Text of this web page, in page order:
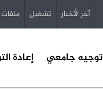
آخر الأخبار تشغيل ملفات
توجيه جامعي إعادة